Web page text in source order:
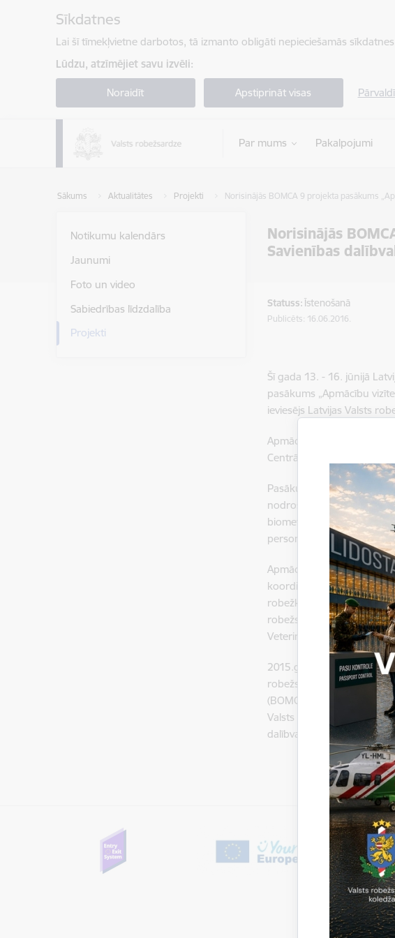
Sīkdatnes
Lai šī tīmekļvietne darbotos, tā izmanto obligāti nepieciešamās
Lūdzu, atzīmējiet savu izvēli:
Noraidīt Apstiprināt visas
Par mums Pakalpojumi
Sākums Aktualitātes Projekti Norisinājās BOMCA 9 projekta pasākums
Norisinājās
Savienības
Notikumu kalendārs
Jaunumi
Foto un video
Sabiedrības līdzdalība
Projekti
Statuss:Īstenošanā
Publicēts: 16.06.2016.
Šī gada 13. - 16. jūnijā
pasākums „Apmācību
ieviesējs Latvijas Valsts
Apmācību vizītē piedalījās
Centrālās Āzijas valstīm -
Pasākuma mērķis ir
nodrošināšanas jomā -
biometrijas jomās,
personāla apmācību
Apmācību vizītē Centrālās
koordinācijas centru,
robežkontroles punktu,
robežsardzes koledžu, kā
Veterināro dienestu.
2015.gada 11.jūnijā starp
robežsardzi tika parakstīts
(BOMCA 9)", saskaņā ar
Valsts robežsardze tika
dalībvalstu Konsorcija
Vai